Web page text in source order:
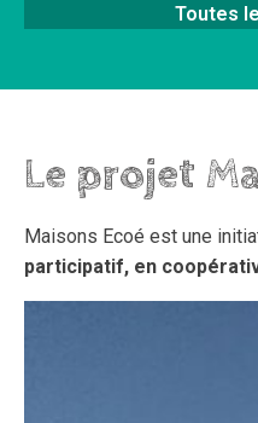
Toutes
Le projet
Maisons Ecoé est une
participatif, en